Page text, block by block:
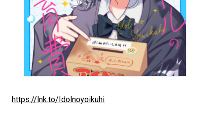
https://lnk.to/Idolnoyoikuhi